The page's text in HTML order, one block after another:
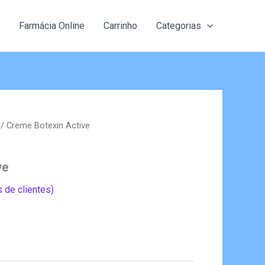
Farmácia Online Carrinho Categorias
/ Creme Botexin Active
de clientes)